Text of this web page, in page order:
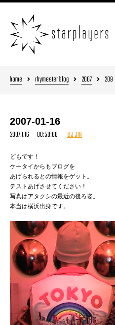
home rhymester blog 2007 209
2007-01-16
2007.1.16 00:58:00 DJ JIN
どもです！
ケータイからもブログを
あげられるとの情報をゲット。
テストあげさせてください！
写真はアタクシの最近の後ろ姿。
本当は横浜出身です。